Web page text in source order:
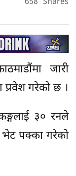
658 Shares
जारी
प्रवेश गरेको छ ।
३० रनले
भेट पक्का गरेको